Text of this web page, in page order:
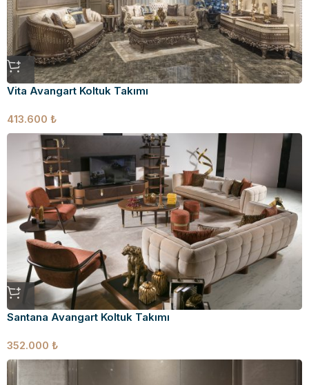
Vita Avangart Koltuk Takımı
413.600 ₺
Santana Avangart Koltuk Takımı
352.000 ₺